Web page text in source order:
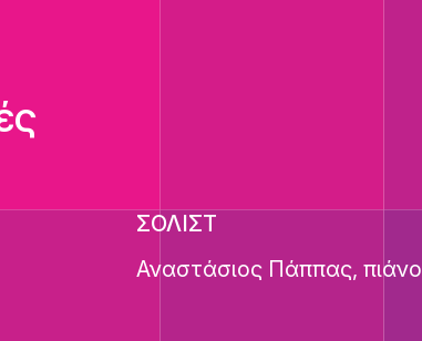
ΣΟΛΙΣΤ
Αναστάσιος Πάππας, πιάνο